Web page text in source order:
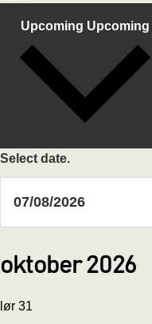
Upcoming Upcoming
Select date.
oktober 2026
lør 31